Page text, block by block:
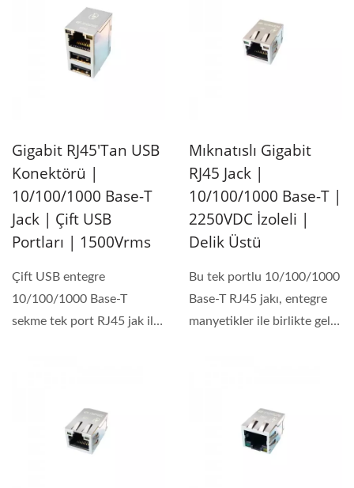
Gigabit RJ45'tan USB
Konektörü |
10/100/1000 Base-T
Jack | Çift USB
Portları | 1500Vrms
Çift USB entegre
10/100/1000 Base-T
sekme tek port RJ45 jak ile
Mıknatıslı Gigabit
RJ45 Jack |
10/100/1000 Base-T |
2250VDC İzoleli |
Delik Üstü
Bu tek portlu 10/100/1000
Base-T RJ45 jakı, entegre
manyetikler ile birlikte gelir